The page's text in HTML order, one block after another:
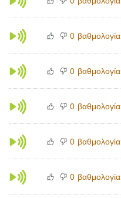
0 βαθμολογία
0 βαθμολογία
0 βαθμολογία
0 βαθμολογία
0 βαθμολογία